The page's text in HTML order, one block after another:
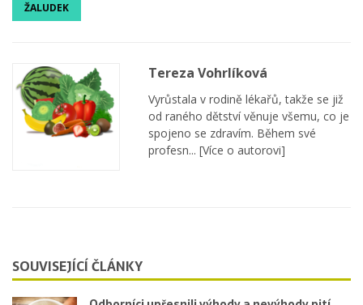
ŽALUDEK
Tereza Vohrlíková
Vyrůstala v rodině lékařů, takže se již
od raného dětství věnuje všemu, co je
spojeno se zdravím. Během své
profesn... [Více o autorovi]
SOUVISEJÍCÍ ČLÁNKY